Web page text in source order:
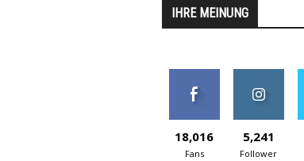
IHRE MEINUNG
18,016
Fans
5,241
Follower